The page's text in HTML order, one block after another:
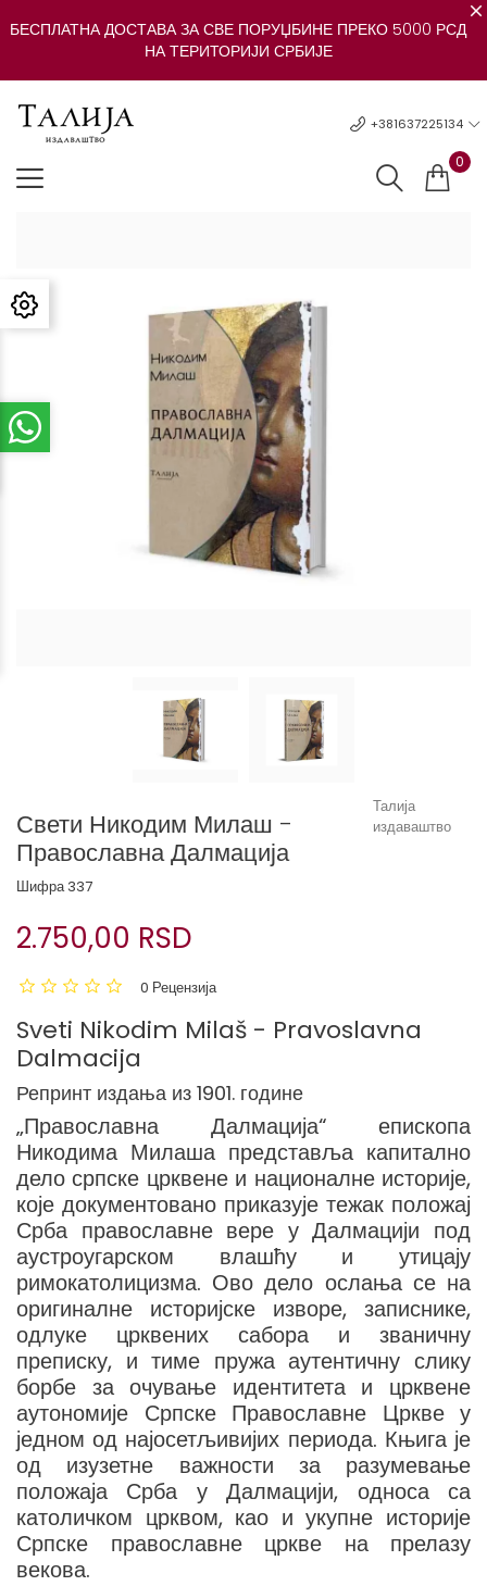
БЕСПЛАТНА ДОСТАВА ЗА СВЕ ПОРУЏБИНЕ ПРЕКО 5000 РСД
НА ТЕРИТОРИЈИ СРБИЈЕ
+381637225134
0
Свети Никодим Милаш -
Православна Далмација
Шифра 337
2.750,00 RSD
0 Рецензија
Sveti Nikodim Milaš - Pravoslavna
Dalmacija
Репринт издања из 1901. године
„Православна Далмација“ епископа
Никодима Милаша представља капитално
дело српске црквене и националне историје,
које документовано приказује тежак положај
Срба православне вере у Далмацији под
аустроугарском влашћу и утицају
римокатолицизма. Ово дело ослања се на
оригиналне историјске изворе, записнике,
одлуке црквених сабора и званичну
преписку, и тиме пружа аутентичну слику
борбе за очување идентитета и црквене
аутономије Српске Православне Цркве у
једном од најосетљивијих периода. Књига је
од изузетне важности за разумевање
положаја Срба у Далмацији, односа са
католичком црквом, као и укупне историје
Српске православне цркве на прелазу
векова.
Талија
издаваштво